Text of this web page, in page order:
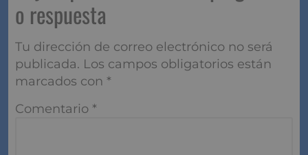
o respuesta
Tu dirección de correo electrónico no será
publicada. Los campos obligatorios están
marcados con *
Comentario *